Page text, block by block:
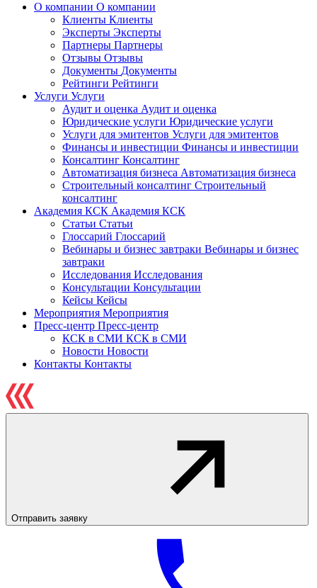
О компании О компании
Клиенты Клиенты
Эксперты Эксперты
Партнеры Партнеры
Отзывы Отзывы
Документы Документы
Рейтинги Рейтинги
Услуги Услуги
Аудит и оценка Аудит и оценка
Юридические услуги Юридические услуги
Услуги для эмитентов Услуги для эмитентов
Финансы и инвестиции Финансы и инвестиции
Консалтинг Консалтинг
Автоматизация бизнеса Автоматизация бизнеса
Строительный консалтинг Строительный
консалтинг
Академия КСК Академия КСК
Статьи Статьи
Глоссарий Глоссарий
Вебинары и бизнес завтраки Вебинары и бизнес
завтраки
Исследования Исследования
Консультации Консультации
Кейсы Кейсы
Мероприятия Мероприятия
Пресс-центр Пресс-центр
КСК в СМИ КСК в СМИ
Новости Новости
Контакты Контакты
Отправить заявку